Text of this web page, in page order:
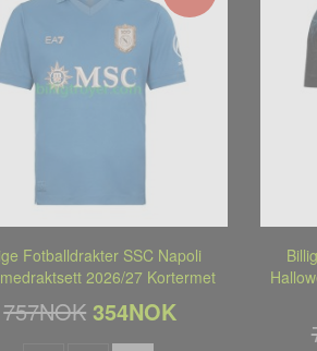
Fotballdrakter SSC Napoli
2026/27 Kortermet
757NOK 354NOK